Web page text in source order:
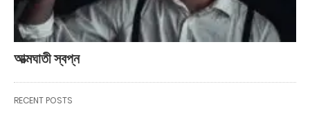
আত্মঘাতী স্বপ্ন
RECENT POSTS